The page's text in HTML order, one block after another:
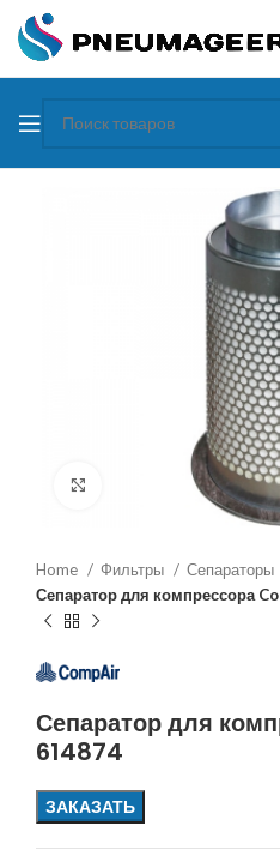
Home Фильтры
Сепараторы
Сепаратор для компрессора
Сепаратор для
614874
ЗАКАЗАТЬ